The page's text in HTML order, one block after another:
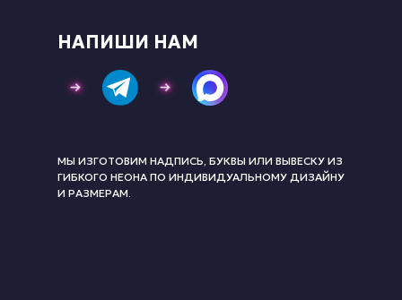
НАПИШИ НАМ
МЫ ИЗГОТОВИМ НАДПИСЬ, БУКВЫ ИЛИ ВЫВЕСКУ ИЗ
ГИБКОГО НЕОНА ПО ИНДИВИДУАЛЬНОМУ ДИЗАЙНУ
И РАЗМЕРАМ.